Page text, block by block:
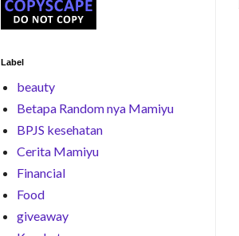
Label
beauty
Betapa Random nya Mamiyu
BPJS kesehatan
Cerita Mamiyu
Financial
Food
giveaway